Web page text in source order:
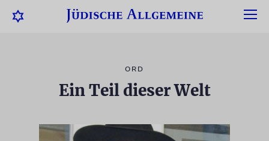
ORD
Ein Teil dieser Welt